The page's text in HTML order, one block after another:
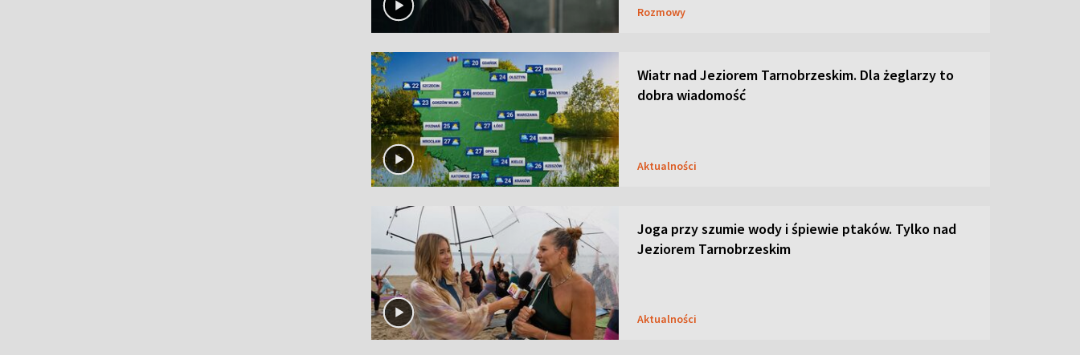
Rozmowy
Wiatr nad Jeziorem Tarnobrzeskim. Dla żeglarzy to
dobra wiadomość
Aktualności
Joga przy szumie wody i śpiewie ptaków. Tylko nad
Jeziorem Tarnobrzeskim
Aktualności